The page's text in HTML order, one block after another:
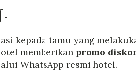
kepada tamu yang
memberikan promo
WhatsApp resmi hotel.